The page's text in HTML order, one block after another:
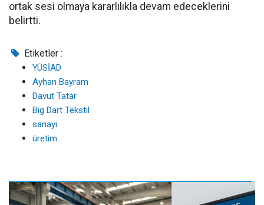
ortak sesi olmaya kararlılıkla devam edeceklerini
belirtti.
Etiketler :
YÜSİAD
Ayhan Bayram
Davut Tatar
Big Dart Tekstil
sanayi
üretim